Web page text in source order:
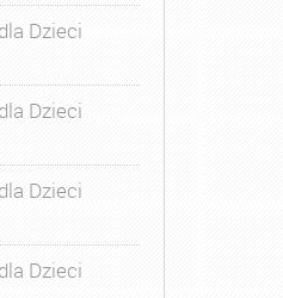
Dzieci
Dzieci
Dzieci
Dzieci